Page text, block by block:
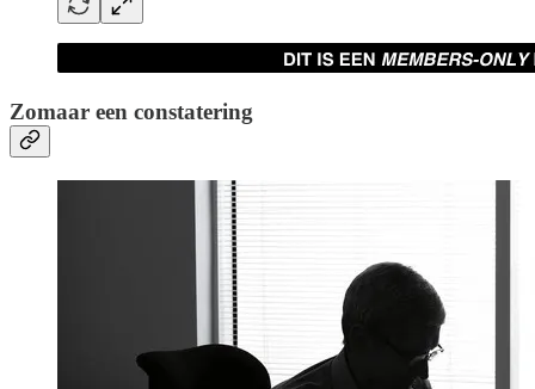
Zomaar een constatering